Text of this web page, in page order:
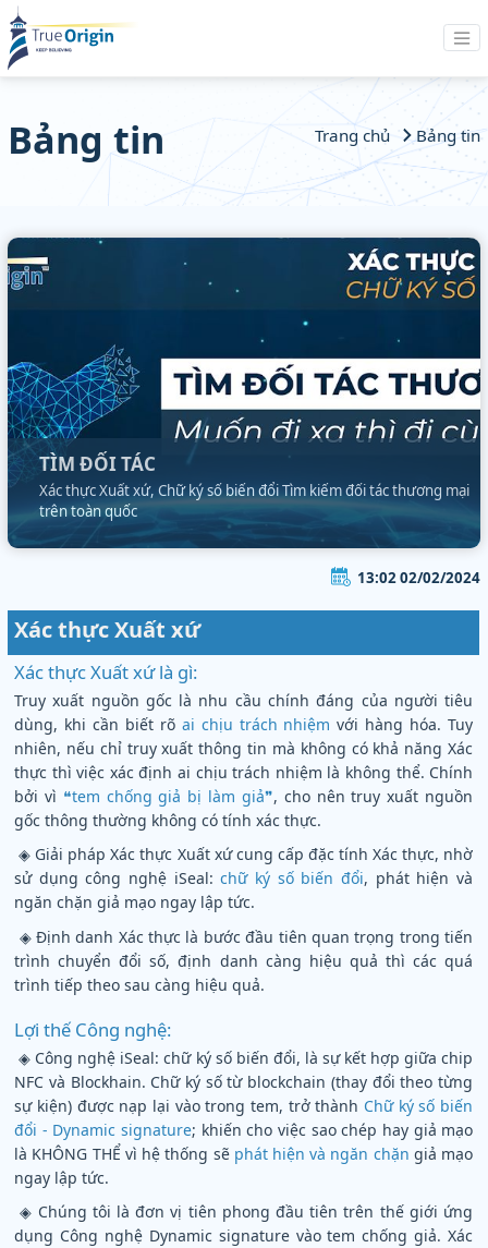
Bảng tin Trang chủ Bảng tin
TÌM ĐỐI TÁC
Xác thực Xuất xứ, Chữ ký số biến đổi Tìm kiếm đối tác thương mại
trên toàn quốc
13:02 02/02/2024
Xác thực Xuất xứ
Xác thực Xuất xứ là gì:
Truy xuất nguồn gốc là nhu cầu chính đáng của người tiêu
dùng, khi cần biết rõ ai chịu trách nhiệm với hàng hóa. Tuy
nhiên, nếu chỉ truy xuất thông tin mà không có khả năng Xác
thực thì việc xác định ai chịu trách nhiệm là không thể. Chính
bởi vì ❝tem chống giả bị làm giả❞, cho nên truy xuất nguồn
gốc thông thường không có tính xác thực.
◈ Giải pháp Xác thực Xuất xứ cung cấp đặc tính Xác thực, nhờ
sử dụng công nghệ iSeal:chữ ký số biến đổi, phát hiện và
ngăn chặn giả mạo ngay lập tức.
◈ Định danh Xác thực là bước đầu tiên quan trọng trong tiến
trình chuyển đổi số, định danh càng hiệu quả thì các quá
trình tiếp theo sau càng hiệu quả.
Lợi thế Công nghệ:
◈ Công nghệ iSeal: chữ ký số biến đổi, là sự kết hợp giữa chip
NFC và Blockhain. Chữ ký số từ blockchain (thay đổi theo từng
sự kiện) được nạp lại vào trong tem, trở thành Chữ ký số biến
đổi - Dynamic signature; khiến cho việc sao chép hay giả mạo
là KHÔNG THỂ vì hệ thống sẽ phát hiện và ngăn chặn giả mạo
ngay lập tức.
◈ Chúng tôi là đơn vị tiên phong đầu tiên trên thế giới ứng
dụng Công nghệ Dynamic signature vào tem chống giả. Xác